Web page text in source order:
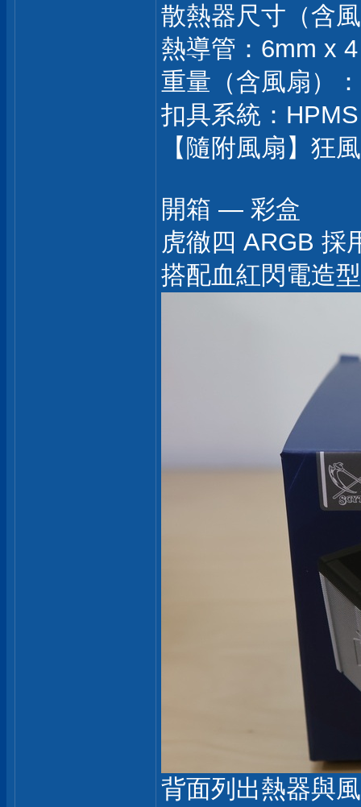
散熱器尺寸（含
熱導管：6mm x 4
重量（含風扇）
扣具系統：
【隨附風扇】狂
開箱 — 彩盒
虎徹四 ARGB 採
搭配血紅閃電造
背面列出熱器與